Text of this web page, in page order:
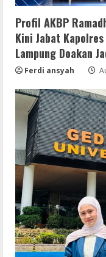
Profil AKBP
Kini Jabat
Lampung Doakan
Ferdi ansyah
2
3
10
Lan